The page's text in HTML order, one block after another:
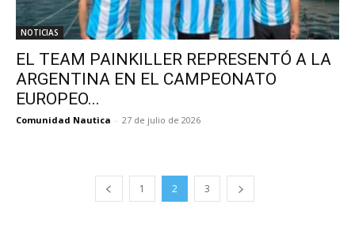
NOTICIAS
EL TEAM PAINKILLER REPRESENTÓ A LA
ARGENTINA EN EL CAMPEONATO
EUROPEO...
Comunidad Nautica - 27 de julio de 2026
1 2 3